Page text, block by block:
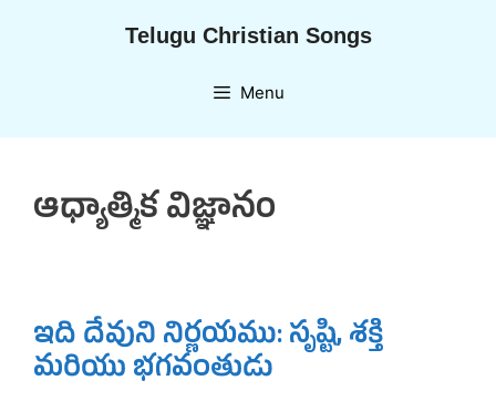
Telugu Christian Songs
Menu
ఆధ్యాత్మిక విజ్ఞానం
ఇది దేవుని నిర్ణయము: సృష్టి, శక్తి
మరియు భగవంతుడు